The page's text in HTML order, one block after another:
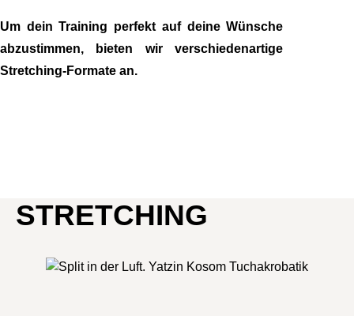
Um dein Training perfekt auf deine Wünsche
abzustimmen, bieten wir verschiedenartige
Stretching-Formate an.
STRETCHING